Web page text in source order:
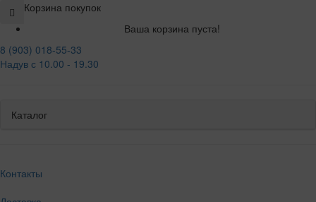
Корзина покупок
Ваша корзина пуста!
8 (903) 018-55-33
Надув с 10.00 - 19.30
Каталог
Контакты